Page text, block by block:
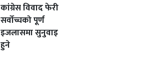
कांग्रेस विवाद फेरी
सर्वोच्चको पूर्ण
इजलासमा सुनुवाइ
हुने